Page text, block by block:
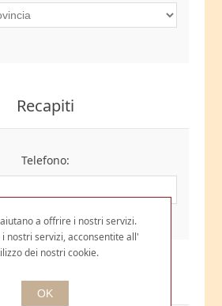
Recapiti
Telefono:
Opzioni
a offrire i nostri servizi.
nostri servizi, acconsentite all'
dei nostri cookie.
OK